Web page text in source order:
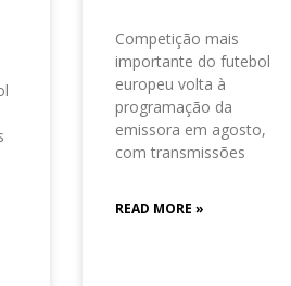
Competição mais
importante do futebol
europeu volta à
programação da
emissora em agosto,
com transmissões
READ MORE »